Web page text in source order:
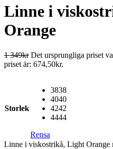
Linne i
Orange
1 349kr Det ursprungliga priset
priset är: 674,50kr.
Storlek
3838
4040
4242
4444
Rensa
Linne i viskostrikå, Light Orange